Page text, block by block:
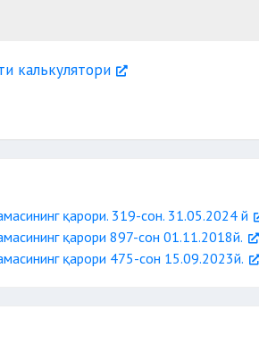
калькулятори
қарори. 319-сон. 31.05.2024 й
қарори 897-сон 01.11.2018й.
қарори 475-сон 15.09.2023й.